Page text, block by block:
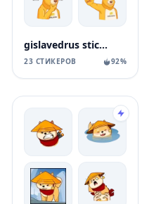
gislavedrus stickers
23 СТИКЕРОВ 92%